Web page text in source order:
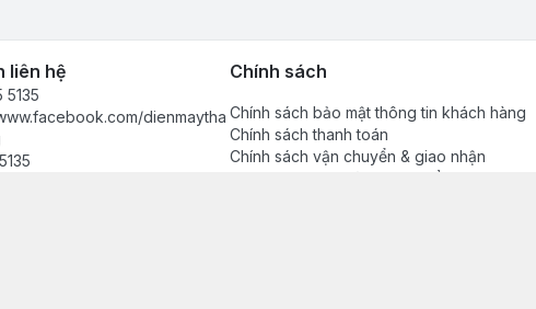
liên hệ
5135
dienmaytha
Chính sách
Chính sách bảo mật thông tin khách hàng
Chính sách thanh toán
Chính sách vận chuyển & giao nhận
Chính sách bảo hành sản phẩm